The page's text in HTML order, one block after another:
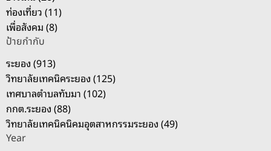
ท่องเที่ยว (11)
เพื่อสังคม (8)
ป้ายกำกับ
ระยอง (913)
วิทยาลัยเทคนิคระยอง (125)
เทศบาลตำบลทับมา (102)
กกต.ระยอง (88)
วิทยาลัยเทคนิคนิคมอุตสาหกรรมระยอง (49)
Year